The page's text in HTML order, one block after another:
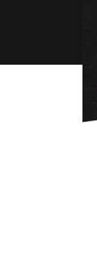
Перейти к